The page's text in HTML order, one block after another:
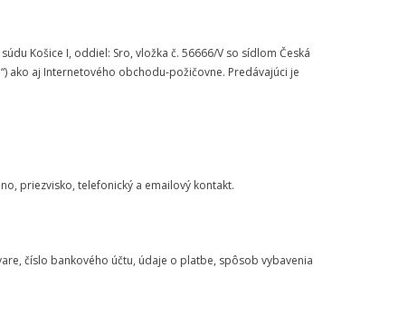
Košice I, oddiel: Sro, vložka č. 56666/V so sídlom Česká
ako aj Internetového obchodu-požičovne. Predávajúci je
priezvisko, telefonický a emailový kontakt.
číslo bankového účtu, údaje o platbe, spôsob vybavenia